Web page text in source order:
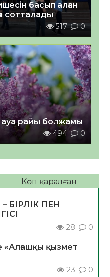
басып алған
сотталады
517 0
ауа райы болжамы
494 0
Көп қаралған
БІРЛІК ПЕН
28 0
«Алғашқы қызмет
23 0